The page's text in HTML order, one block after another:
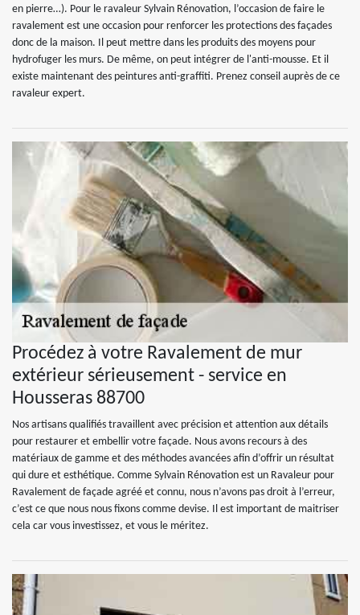
en pierre…). Pour le ravaleur Sylvain Rénovation, l’occasion de faire le
ravalement est une occasion pour renforcer les protections des façades
donc de la maison. Il peut mettre dans les produits des moyens pour
hydrofuger les murs. De même, on peut intégrer de l'anti-mousse. Et il
existe maintenant des peintures anti-graffiti. Prenez conseil auprès de ce
ravaleur expert.
Procédez à votre Ravalement de mur
extérieur sérieusement - service en
Housseras 88700
Nos artisans qualifiés travaillent avec précision et attention aux détails
pour restaurer et embellir votre façade. Nous avons recours à des
matériaux de gamme et des méthodes avancées afin d’offrir un résultat
qui dure et esthétique. Comme Sylvain Rénovation est un Ravaleur pour
Ravalement de façade agréé et connu, nous n’avons pas droit à l’erreur,
c’est ce que nous nous fixons comme devise. Il est important de maitriser
cela car vous investissez, et vous le méritez.